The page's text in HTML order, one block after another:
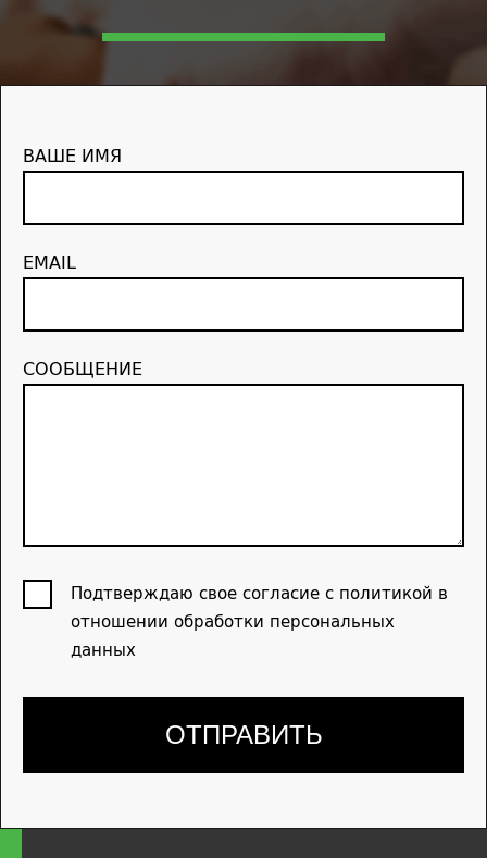
ВАШЕ ИМЯ
EMAIL
СООБЩЕНИЕ
Подтверждаю свое согласие с политикой в
отношении обработки персональных
данных